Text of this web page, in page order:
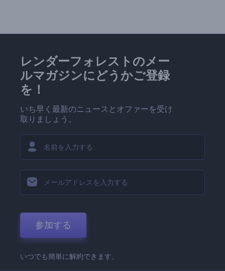
レンダーフォレストのメー
ルマガジンにどうかご登録
を！
いち早く最新のニュースとオファーを受け
取りましょう。
参加する
いつでも簡単に解約できます。